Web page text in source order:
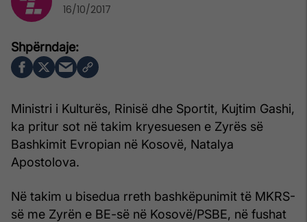
Ministri i Kulturës, Rinisë dhe Sportit, Kujtim Gashi,
ka pritur sot në takim kryesuesen e Zyrës së
Bashkimit Evropian në Kosovë, Natalya
Apostolova.
Në takim u bisedua rreth bashkëpunimit të MKRS-
së me Zyrën e BE-së në Kosovë/PSBE, në fushat
16/10/2017